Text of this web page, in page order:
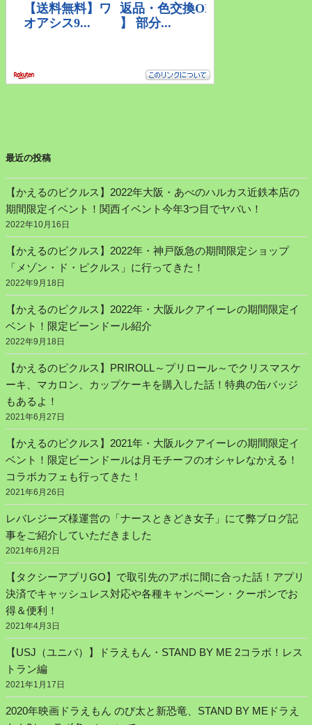
最近の投稿
【かえるのピクルス】2022年大阪・あべのハルカス近鉄本店の
期間限定イベント！関西イベント今年3つ目でヤバい！
2022年10月16日
【かえるのピクルス】2022年・神戸阪急の期間限定ショップ
「メゾン・ド・ピクルス」に行ってきた！
2022年9月18日
【かえるのピクルス】2022年・大阪ルクアイーレの期間限定イ
ベント！限定ビーンドール紹介
2022年9月18日
【かえるのピクルス】PRIROLL～プリロール～でクリスマスケ
ーキ、マカロン、カップケーキを購入した話！特典の缶バッジ
もあるよ！
2021年6月27日
【かえるのピクルス】2021年・大阪ルクアイーレの期間限定イ
ベント！限定ビーンドールは月モチーフのオシャレなかえる！
コラボカフェも行ってきた！
2021年6月26日
レバレジーズ様運営の「ナースときどき女子」にて弊ブログ記
事をご紹介していただきました
2021年6月2日
【タクシーアプリGO】で取引先のアポに間に合った話！アプリ
決済でキャッシュレス対応や各種キャンペーン・クーポンでお
得＆便利！
2021年4月3日
【USJ（ユニバ）】ドラえもん・STAND BY ME 2コラボ！レス
トラン編
2021年1月17日
2020年映画ドラえもん のび太と新恐竜、STAND BY MEドラえ